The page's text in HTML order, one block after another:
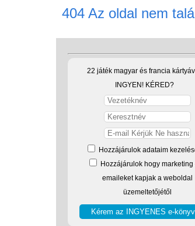
404 Az oldal nem
22 játék magyar és francia
INGYEN! KÉRED?
Hozzájárulok adataim
Hozzájárulok hogy marketing
emaileket kapjak a weboldal
üzemeltetőjétől